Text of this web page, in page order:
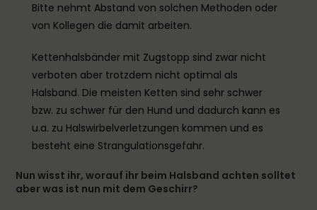
Bitte nehmt Abstand von solchen Methoden oder
von Kollegen die damit arbeiten.
Kettenhalsbänder mit Zugstopp sind zwar nicht
verboten aber trotzdem nicht optimal als
Halsband. Die meisten Ketten sind sehr schwer
bzw. zu schwer für den Hund und dadurch kann es
u.a. zu Halswirbelverletzungen kommen und es
besteht eine Strangulationsgefahr.
Nun wisst ihr, worauf ihr beim Halsband achten solltet
aber was ist nun mit dem Geschirr?